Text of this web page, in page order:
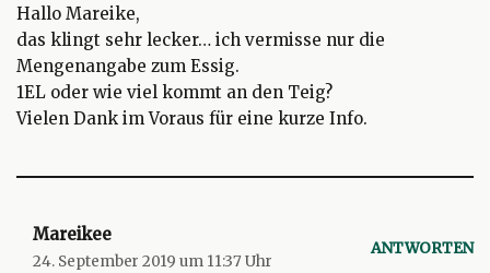
Hallo Mareike,
das klingt sehr lecker… ich vermisse nur die
Mengenangabe zum Essig.
1EL oder wie viel kommt an den Teig?
Vielen Dank im Voraus für eine kurze Info.
Mareikee
24. September 2019 um 11:37 Uhr
ANTWORTEN